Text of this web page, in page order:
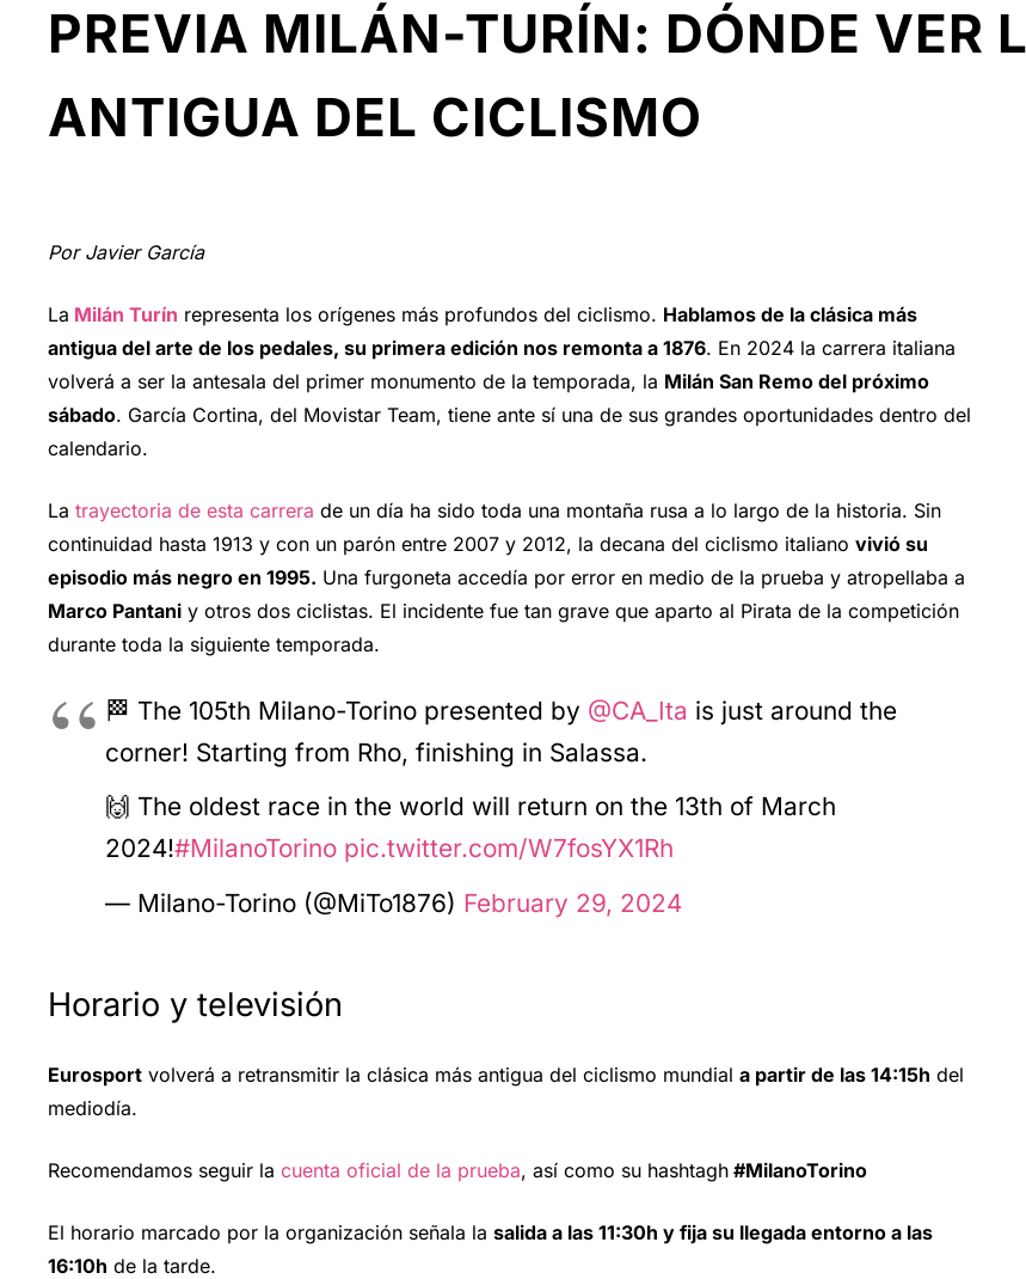
PREVIA MILÁN-TURÍN: DÓNDE VER
ANTIGUA DEL CICLISMO
Por Javier García
La Milán Turín representa los orígenes más profundos del ciclismo. Hablamos de la clásica más
antigua del arte de los pedales, su primera edición nos remonta a 1876. En 2024 la carrera italiana
volverá a ser la antesala del primer monumento de la temporada, la Milán San Remo del próximo
sábado. García Cortina, del Movistar Team, tiene ante sí una de sus grandes oportunidades dentro del
calendario.
La trayectoria de esta carrera de un día ha sido toda una montaña rusa a lo largo de la historia. Sin
continuidad hasta 1913 y con un parón entre 2007 y 2012, la decana del ciclismo italiano vivió su
episodio más negro en 1995. Una furgoneta accedía por error en medio de la prueba y atropellaba a
Marco Pantani y otros dos ciclistas. El incidente fue tan grave que aparto al Pirata de la competición
durante toda la siguiente temporada.
🏁 The 105th Milano-Torino presented by @CA_Ita is just around the
corner! Starting from Rho, finishing in Salassa.
🙌 The oldest race in the world will return on the 13th of March
2024!#MilanoTorino pic.twitter.com/W7fosYX1Rh
— Milano-Torino (@MiTo1876) February 29, 2024
Horario y televisión
Eurosport volverá a retransmitir la clásica más antigua del ciclismo mundial a partir de las 14:15h del
mediodía.
Recomendamos seguir la cuenta oficial de la prueba, así como su hashtagh #MilanoTorino
El horario marcado por la organización señala la salida a las 11:30h y fija su llegada entorno a las
16:10h de la tarde.